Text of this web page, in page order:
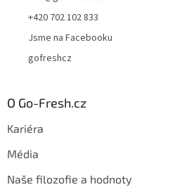
+420 702 102 833
Jsme na Facebooku
gofreshcz
O Go-Fresh.cz
Kariéra
Média
Naše filozofie a hodnoty